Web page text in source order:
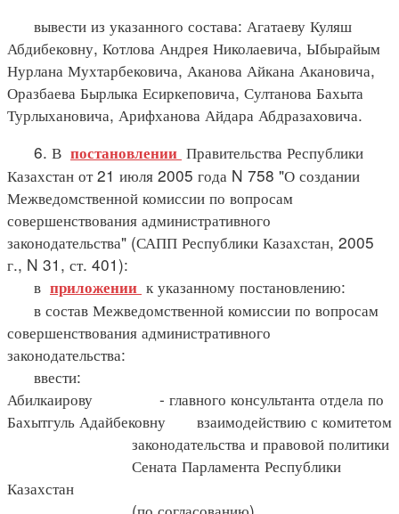
вывести из указанного состава: Агатаеву Куляш
Абдибековну, Котлова Андрея Николаевича, Ыбырайым
Нурлана Мухтарбековича, Аканова Айкана Акановича,
Оразбаева Бырлыка Есиркеповича, Султанова Бахыта
Турлыхановича, Арифханова Айдара Абдразаховича.
6. В постановлении Правительства Республики
Казахстан от 21 июля 2005 года N 758 "О создании
Межведомственной комиссии по вопросам
совершенствования административного
законодательства" (САПП Республики Казахстан, 2005
г., N 31, ст. 401):
в приложении к указанному постановлению:
в состав Межведомственной комиссии по вопросам
совершенствования административного
законодательства:
ввести:
Абилкаирову - главного консультанта отдела по
Бахытгуль Адайбековну взаимодействию с комитетом
законодательства и правовой политики
Сената Парламента Республики
Казахстан